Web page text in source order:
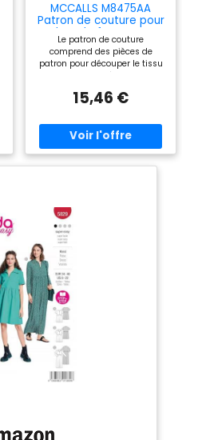
MCCALLS M8475AA
Patron de couture pour
robes de femmes et
de femmes AA (38-40-
42-44-46)
Le patron de couture
comprend des pièces de
patron pour découper le tissu
Instructions écrites et
garanti) pour vous guider tout
couture Le dos de l'emballage
du motif comprend des
informations sur la façon de
sélectionner le tissu et les
l'inspiration, soyez créatif avec
votre choix de tissu et de
garnitures pour s'adapter à
15,46 €